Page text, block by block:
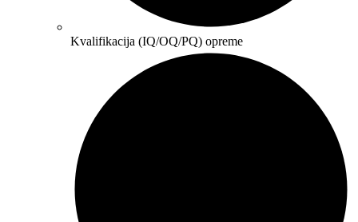
Kvalifikacija (IQ/OQ/PQ) opreme